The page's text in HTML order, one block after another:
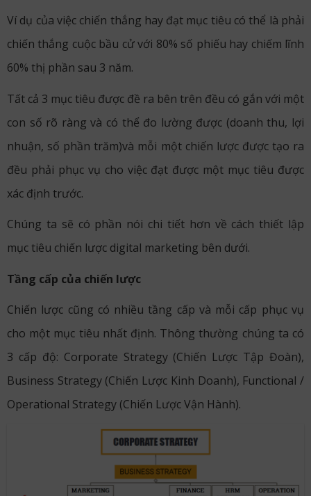
Ví dụ của việc chiến thắng hay đạt mục tiêu có thể là phải
chiến thắng cuộc bầu cử với 80% số phiếu hay chiếm lĩnh
60% thị phần sau 3 năm.
Tất cả 3 mục tiêu được đề ra bên trên đều có gắn với một
con số rõ ràng và có thể đo lường được (doanh thu, lợi
nhuận, số phần trăm)và mỗi một chiến lược được tạo ra
đều phải phục vụ cho việc đạt được một mục tiêu được
xác định trước.
Chúng ta sẽ có phần nói chi tiết hơn về cách thiết lập
mục tiêu chiến lược digital marketing bên dưới.
Tầng cấp của chiến lược
Chiến lược cũng có nhiều tầng cấp và mỗi cấp phục vụ
cho một mục tiêu nhất định. Thông thường chúng ta có
3 cấp độ: Corporate Strategy (Chiến Lược Tập Đoàn),
Business Strategy (Chiến Lược Kinh Doanh), Functional /
Operational Strategy (Chiến Lược Vận Hành).